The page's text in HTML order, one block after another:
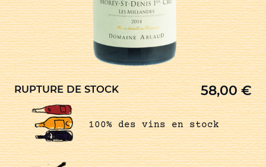
RUPTURE DE STOCK 58,00€
100% des vins en stock